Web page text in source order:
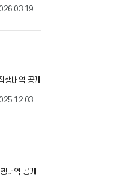
행내역 공개
내역 공개